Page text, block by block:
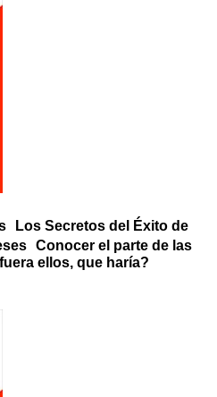
Los Secretos del Éxito de
Conocer el parte de las
ellos, que haría?